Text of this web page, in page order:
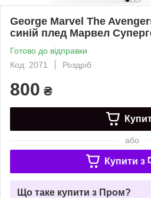
George Marvel The
синій плед Марвел
Готово до відправки
Код: 2071
Роздріб
800 ₴
або
Купити з
Що таке купити з Пром?